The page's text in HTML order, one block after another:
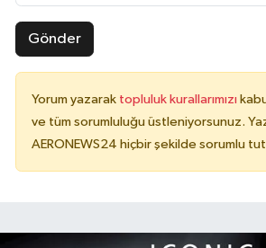
Gönder
Yorum yazarak topluluk kurallarımızı
ve tüm sorumluluğu üstleniyorsunuz.
AERONEWS24 hiçbir şekilde sorumlu